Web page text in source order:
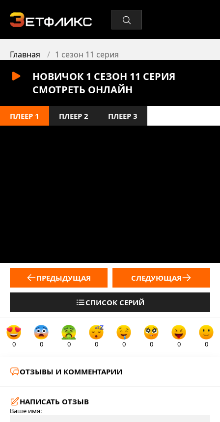
Главная 1 сезон 11 серия
НОВИЧОК 1 СЕЗОН 11 СЕРИЯ
СМОТРЕТЬ ОНЛАЙН
ПЛЕЕР 1 ПЛЕЕР 2 ПЛЕЕР 3
ПРЕДЫДУЩАЯ
СПИСОК СЕРИЙ
СЛЕДУЮЩАЯ
0 0 0 0 0 0 0 0
ОТЗЫВЫ И КОММЕНТАРИИ
НАПИСАТЬ ОТЗЫВ
Ваше имя: